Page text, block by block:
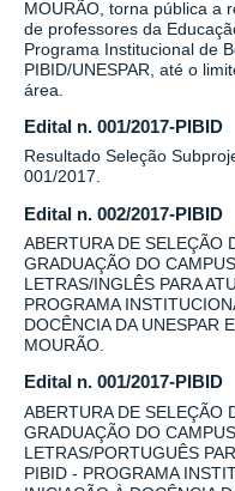
MOURÃO, torna pública a
de professores da
Programa Institucional de
PIBID/UNESPAR, até o
área.
Edital n. 001/2017-PIBID
Resultado Seleção
001/2017.
Edital n. 002/2017-PIBID
ABERTURA DE SELEÇÃO
GRADUAÇÃO DO
LETRAS/INGLÊS PARA
PROGRAMA
DOCÊNCIA DA UNESPAR
MOURÃO.
Edital n. 001/2017-PIBID
ABERTURA DE SELEÇÃO
GRADUAÇÃO DO
LETRAS/PORTUGUÊS
PIBID - PROGRAMA